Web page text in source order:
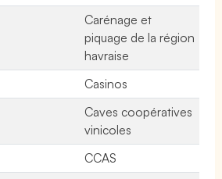
Carénage et
piquage de la région
havraise
Casinos
Caves coopératives
vinicoles
CCAS